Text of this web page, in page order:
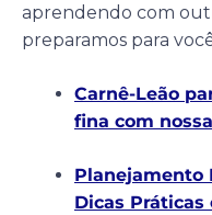
aprendendo com
preparamos para
Carnê-Leão
fina com
Planejamento
Dicas Práticas